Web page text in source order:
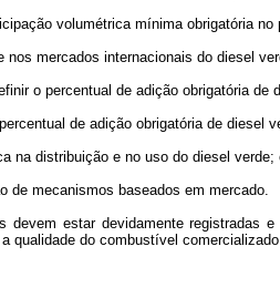
volumétrica mínima obrigatória
nos mercados internacionais do diesel
o percentual de adição obrigatória
de adição obrigatória de
na distribuição e no uso do diesel verde;
de mecanismos baseados em mercado.
devem estar devidamente registradas
qualidade do combustível